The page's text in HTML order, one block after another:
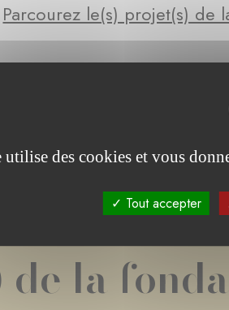
Parcourez le(s) projet(s) de
de la
utilise des cookies et vous
Tout accepter